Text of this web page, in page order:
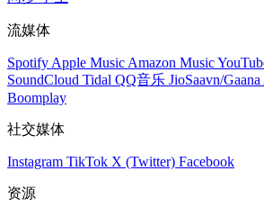
流媒体
Spotify Apple Music Amazon Music
SoundCloud Tidal QQ音乐 JioSaavn/Gaana
Boomplay
社交媒体
Instagram TikTok X (Twitter) Facebook
资源